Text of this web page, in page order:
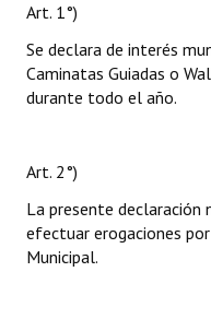
Art. 1°)
Se declara de interés
Caminatas Guiadas o
durante todo el año.
Art. 2°)
La presente declaración
efectuar erogaciones
Municipal.